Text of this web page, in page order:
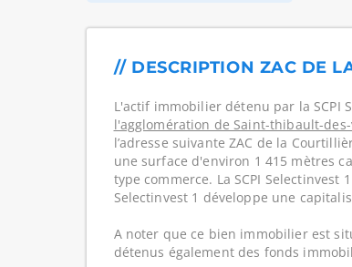
// DESCRIPTION ZAC DE
L'actif immobilier détenu par la SCPI
l'agglomération de Saint-thibault-
l’adresse suivante ZAC de la
une surface d'environ 1 415 mètres
type commerce. La SCPI Selectinvest
Selectinvest 1 développe une
A noter que ce bien immobilier est
détenus également des fonds